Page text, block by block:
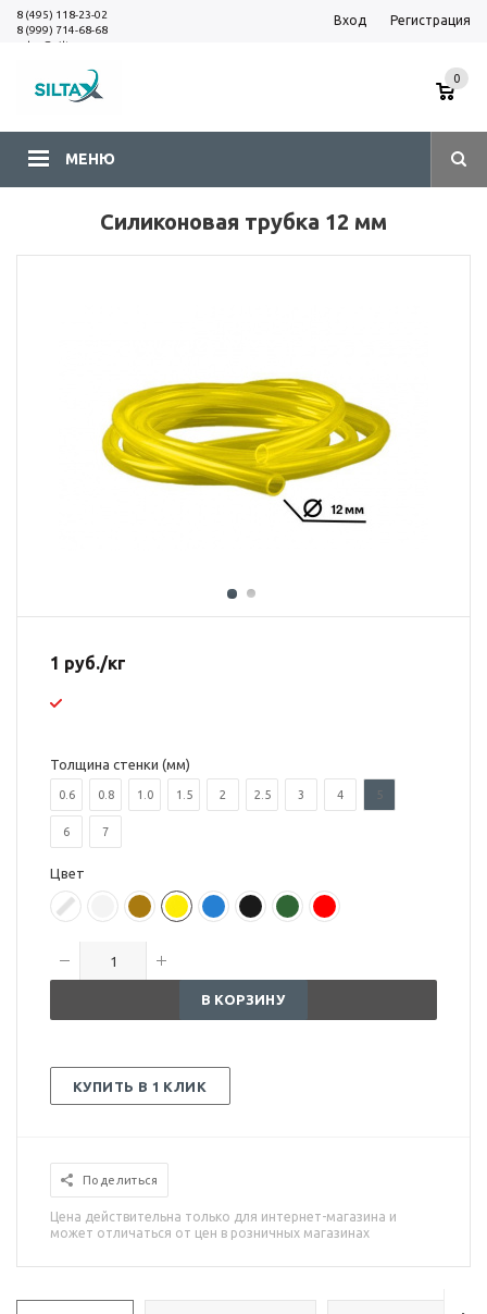
8 (495) 118-23-02
8 (999) 714-68-68
sales@siltax.ru
Вход Регистрация
МЕНЮ
0
Силиконовая трубка 12 мм
1 руб./кг
Толщина стенки (мм)
0.6 0.8 1.0 1.5 2 2.5 3 4 5
6 7
Цвет
В КОРЗИНУ
КУПИТЬ В 1 КЛИК
Поделиться
Цена действительна только для интернет-магазина и
может отличаться от цен в розничных магазинах